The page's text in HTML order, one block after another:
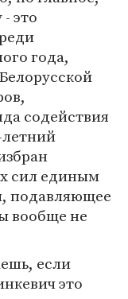
это
года,
содействия
сил единым
подавляющее
вообще не
если
это